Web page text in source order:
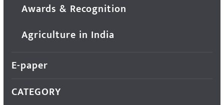
Awards & Recognition
Agriculture in India
E-paper
CATEGORY